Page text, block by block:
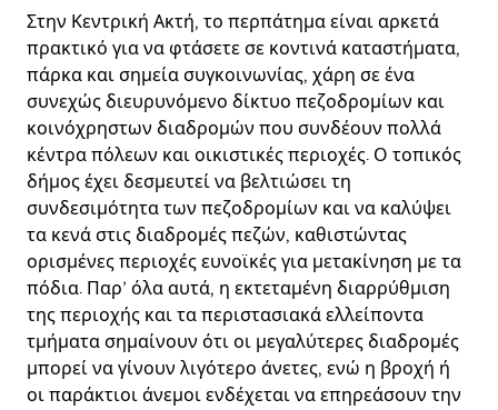
Στην Κεντρική Ακτή, το περπάτημα είναι αρκετά
πρακτικό για να φτάσετε σε κοντινά καταστήματα,
πάρκα και σημεία συγκοινωνίας, χάρη σε ένα
συνεχώς διευρυνόμενο δίκτυο πεζοδρομίων και
κοινόχρηστων διαδρομών που συνδέουν πολλά
κέντρα πόλεων και οικιστικές περιοχές. Ο τοπικός
δήμος έχει δεσμευτεί να βελτιώσει τη
συνδεσιμότητα των πεζοδρομίων και να καλύψει
τα κενά στις διαδρομές πεζών, καθιστώντας
ορισμένες περιοχές ευνοϊκές για μετακίνηση με τα
πόδια. Παρ’ όλα αυτά, η εκτεταμένη διαρρύθμιση
της περιοχής και τα περιστασιακά ελλείποντα
τμήματα σημαίνουν ότι οι μεγαλύτερες διαδρομές
μπορεί να γίνουν λιγότερο άνετες, ενώ η βροχή ή
οι παράκτιοι άνεμοι ενδέχεται να επηρεάσουν την